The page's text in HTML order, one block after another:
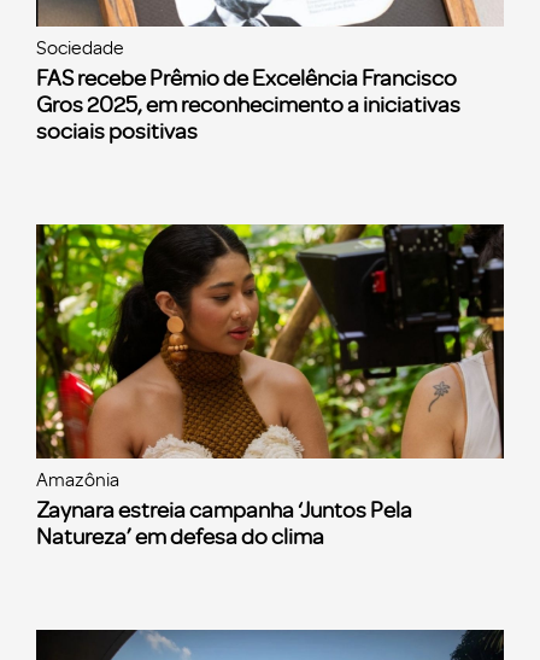
Sociedade
FAS recebe Prêmio de Excelência Francisco
Gros 2025, em reconhecimento a iniciativas
sociais positivas
Amazônia
Zaynara estreia campanha ‘Juntos Pela
Natureza’ em defesa do clima